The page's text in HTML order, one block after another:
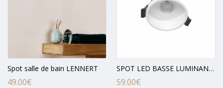
Spot salle de bain LENNERT
49.00€
SPOT LED BASSE LUMINANCE
59.00€